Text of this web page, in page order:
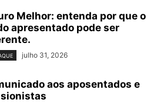
Melhor: entenda por que o
apresentado pode ser
julho 31, 2026
aos aposentados e